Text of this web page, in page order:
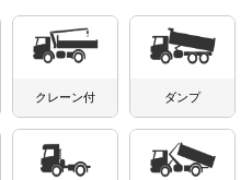
検索条件
市FC会員専用ページはこちら
クレーン付 ダンプ